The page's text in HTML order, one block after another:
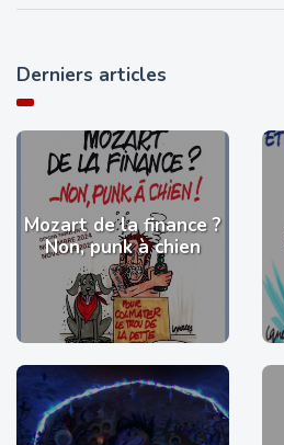
Derniers articles
Mozart de la finance ?
Non, punk à chien